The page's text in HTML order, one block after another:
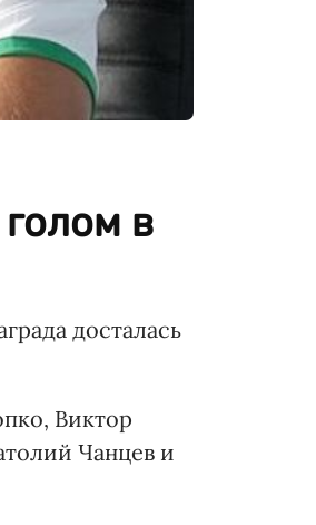
в
досталась
Виктор
Чанцев и